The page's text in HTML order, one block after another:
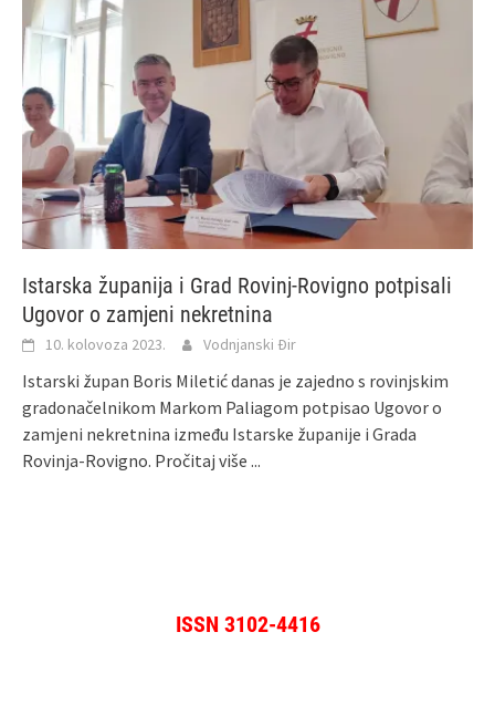
Istarska županija i Grad Rovinj-Rovigno potpisali
Ugovor o zamjeni nekretnina
10. kolovoza 2023. Vodnjanski Đir
Istarski župan Boris Miletić danas je zajedno s rovinjskim
gradonačelnikom Markom Paliagom potpisao Ugovor o
zamjeni nekretnina između Istarske županije i Grada
Rovinja-Rovigno. Pročitaj više ...
ISSN 3102-4416